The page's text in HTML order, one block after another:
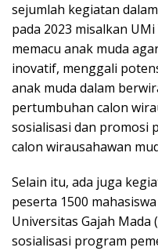
sejumlah kegiatan
pada 2023 misalkan
memacu anak muda
inovatif, menggali
anak muda dalam
pertumbuhan calon
sosialisasi dan promosi
calon wirausahawan
Selain itu, ada juga
peserta 1500
Universitas Gajah Mada
sosialisasi program